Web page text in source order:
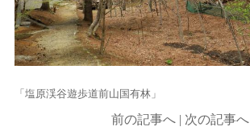
「塩原渓谷遊歩道前山国有林」
前の記事へ | 次の記事へ